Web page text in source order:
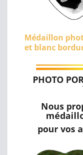
Médaillon
et blanc
PHOTO
Nous
pour vos